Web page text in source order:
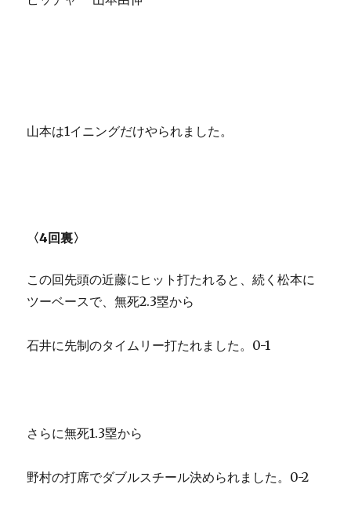
山本は1イニングだけやられました。
〈4回裏〉
この回先頭の近藤にヒット打たれると、続く松本に
ツーベースで、無死2.3塁から
石井に先制のタイムリー打たれました。0-1
さらに無死1.3塁から
野村の打席でダブルスチール決められました。0-2